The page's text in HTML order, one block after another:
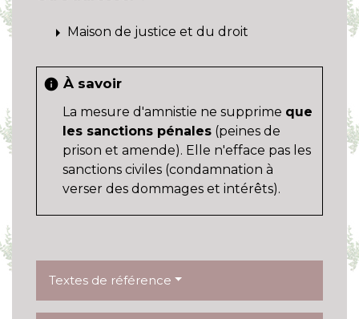
arrow_right Maison de justice et du droit
info À savoir
La mesure d'amnistie ne supprime que
les sanctions pénales (peines de
prison et amende). Elle n'efface pas les
sanctions civiles (condamnation à
verser des dommages et intérêts).
Textes de référence